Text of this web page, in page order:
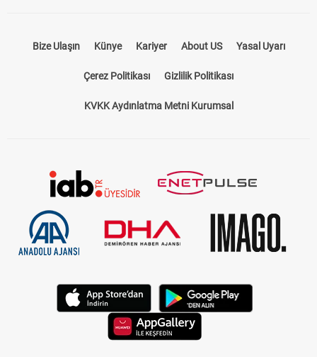
Bize Ulaşın Künye Kariyer About US Yasal Uyarı
Çerez Politikası Gizlilik Politikası
KVKK Aydınlatma Metni Kurumsal